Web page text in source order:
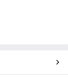
вигляд
знайдеться